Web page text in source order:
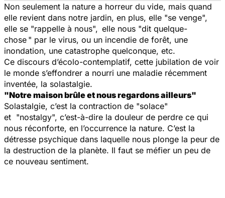
Non seulement la nature a horreur du vide, mais quand
elle revient dans notre jardin, en plus, elle "se venge",
elle se "rappelle à nous", elle nous "dit quelque-
chose " par le virus, ou un incendie de forêt, une
inondation, une catastrophe quelconque, etc.
Ce discours d’écolo-contemplatif, cette jubilation de voir
le monde s’effondrer a nourri une maladie récemment
inventée, la solastalgie.
"Notre maison brûle et nous regardons ailleurs"
Solastalgie, c’est la contraction de "solace"
et "nostalgy", c’est-à-dire la douleur de perdre ce qui
nous réconforte, en l’occurrence la nature. C’est la
détresse psychique dans laquelle nous plonge la peur de
la destruction de la planète. Il faut se méfier un peu de
ce nouveau sentiment.